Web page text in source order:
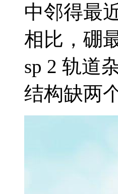
中邻得最
相比，硼
sp 2 轨道
结构缺两